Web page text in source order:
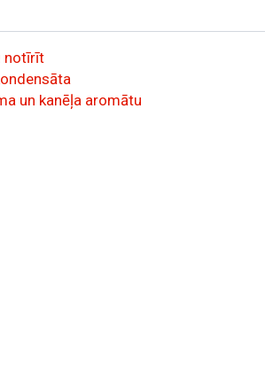
notīrīt
un kanēļa aromātu